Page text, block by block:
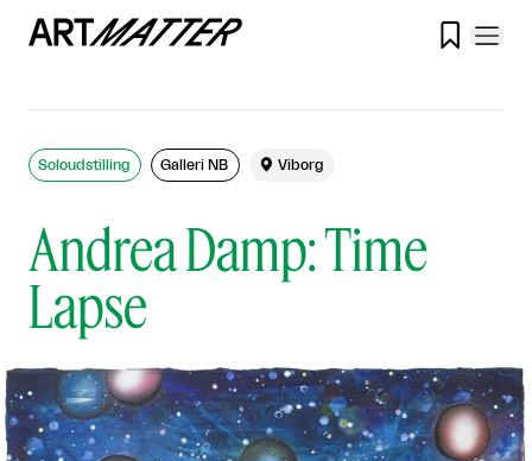

Andrea Damp: Time
Lapse
Soloudstilling Galleri NB  Viborg